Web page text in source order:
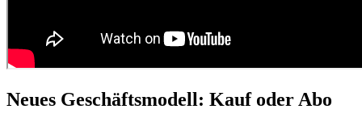
Neues Geschäftsmodell: Kauf oder Abo